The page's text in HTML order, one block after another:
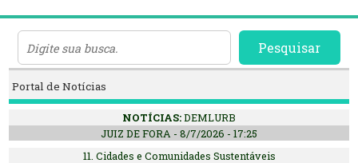
Pesquisar
Portal de Notícias
NOTÍCIAS:DEMLURB
JUIZ DE FORA - 8/7/2026 - 17:25
11. Cidades e Comunidades Sustentáveis